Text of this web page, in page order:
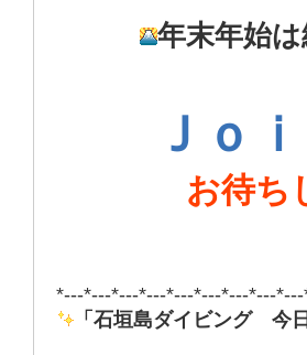
年末年始
Ｊｏ
お待ち
*---*---*---*---*---*---*---*---
「石垣島ダイビング 今